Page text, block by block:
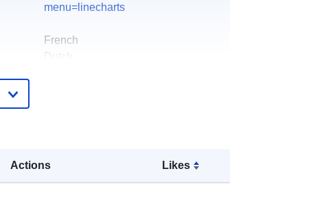
Actions Likes
menu=linecharts
French
Dutch
Correio eletrónico: